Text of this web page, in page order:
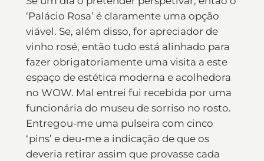
‘Palácio Rosa’ é claramente uma opção
viável. Se, além disso, for apreciador de
vinho rosé, então tudo está alinhado para
fazer obrigatoriamente uma visita a este
espaço de estética moderna e acolhedora
no WOW. Mal entrei fui recebida por uma
funcionária do museu de sorriso no rosto.
Entregou-me uma pulseira com cinco
‘pins’ e deu-me a indicação de que os
deveria retirar assim que provasse cada